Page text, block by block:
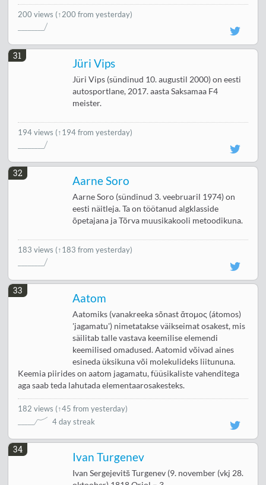
200 views (↑200 from yesterday)
31
Jüri Vips
Jüri Vips (sündinud 10. augustil 2000) on eesti
autosportlane, 2017. aasta Saksamaa F4
meister.
194 views (↑194 from yesterday)
32
Aarne Soro
Aarne Soro (sündinud 3. veebruaril 1974) on
eesti näitleja. Ta on töötanud algklasside
õpetajana ja Tõrva muusikakooli metoodikuna.
183 views (↑183 from yesterday)
33
Aatom
Aatomiks (vanakreeka sõnast ἄτομος (átomos)
'jagamatu') nimetatakse väikseimat osakest, mis
säilitab talle vastava keemilise elemendi
keemilised omadused. Aatomid võivad aines
esineda üksikuna või molekulideks liitununa.
Keemia piirides on aatom jagamatu, füüsikaliste vahenditega
aga saab teda lahutada elementaarosakesteks.
182 views (↑45 from yesterday)
4 day streak
34
Ivan Turgenev
Ivan Sergejevitš Turgenev (9. november (vkj 28.